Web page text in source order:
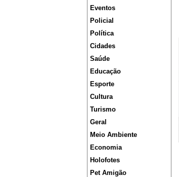
Eventos
Policial
Política
Cidades
Saúde
Educação
Esporte
Cultura
Turismo
Geral
Meio Ambiente
Economia
Holofotes
Pet Amigão